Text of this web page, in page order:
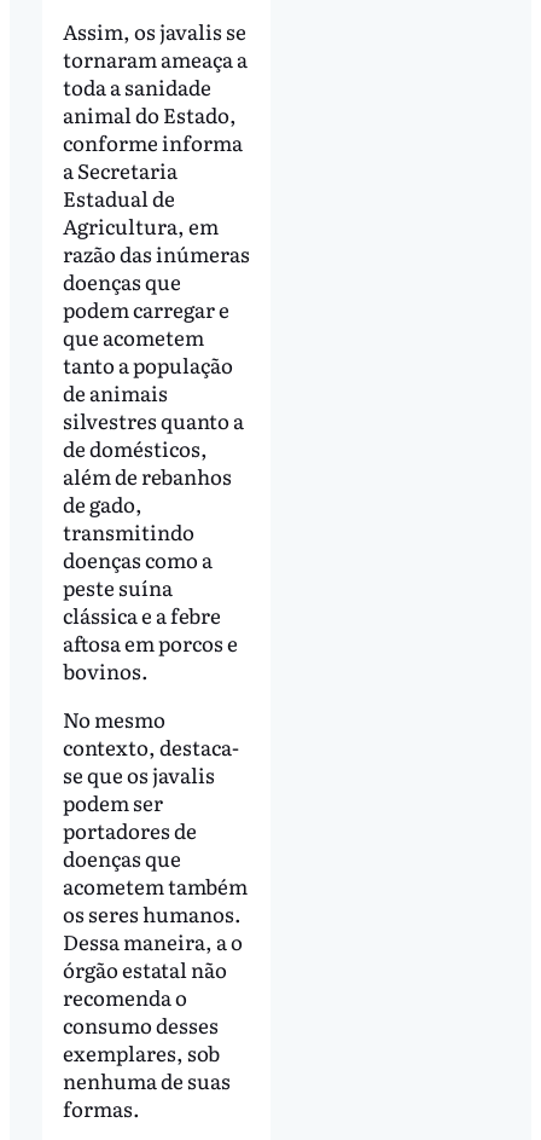
Assim, os javalis se
tornaram ameaça a
toda a sanidade
animal do Estado,
conforme informa
a Secretaria
Estadual de
Agricultura, em
razão das inúmeras
doenças que
podem carregar e
que acometem
tanto a população
de animais
silvestres quanto a
de domésticos,
além de rebanhos
de gado,
transmitindo
doenças como a
peste suína
clássica e a febre
aftosa em porcos e
bovinos.
No mesmo
contexto, destaca-
se que os javalis
podem ser
portadores de
doenças que
acometem também
os seres humanos.
Dessa maneira, a o
órgão estatal não
recomenda o
consumo desses
exemplares, sob
nenhuma de suas
formas.